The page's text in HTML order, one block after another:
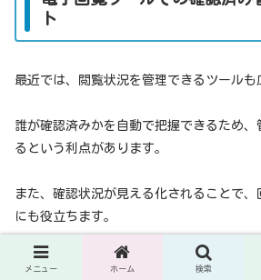
ト
最近では、閲覧状況を管理できるツールも
誰が確認済みかを自動で把握できるため、
るという利点があります。
また、確認状況が見える化されることで、
にも役立ちます。
メニュー ホーム 検索